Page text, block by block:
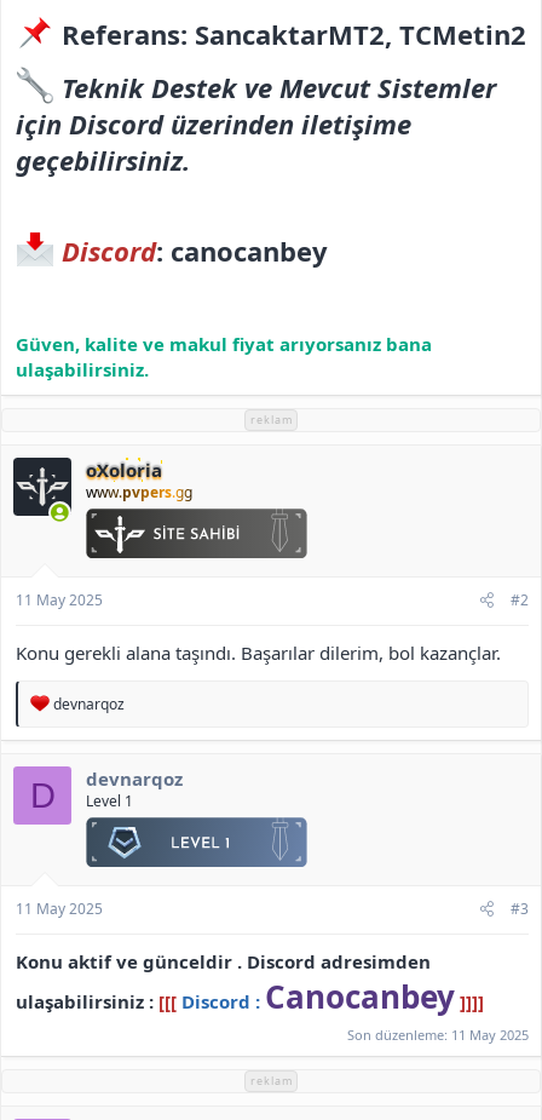
Referans: SancaktarMT2, TCMetin2
Teknik Destek ve Mevcut Sistemler
için Discord üzerinden iletişime
geçebilirsiniz.
Discord: canocanbey
Güven, kalite ve makul fiyat arıyorsanız bana
ulaşabilirsiniz.
reklam
oXoloria
www.pvpers.gg
11 May 2025 #2
Konu gerekli alana taşındı. Başarılar dilerim, bol kazançlar.
T
p
l
devnarqoz
D devnarqoz
Level 1
11 May 2025 #3
Konu aktif ve günceldir . Discord adresimden
ulaşabilirsiniz : [[[ Discord : Canocanbey ]]]]
Son düzenleme: 11 May 2025
reklam